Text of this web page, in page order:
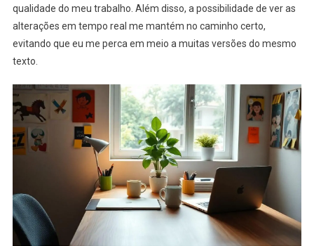
qualidade do meu trabalho. Além disso, a possibilidade de ver as
alterações em tempo real me mantém no caminho certo,
evitando que eu me perca em meio a muitas versões do mesmo
texto.